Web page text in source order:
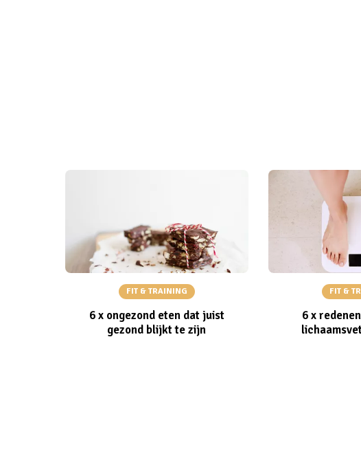
FIT & TRAINING
6 x ongezond eten dat juist
gezond blijkt te zijn
FIT &
6 x